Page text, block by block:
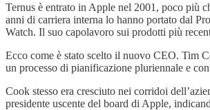
Ternus è entrato in Apple nel 2001, poco più
anni di carriera interna lo hanno portato dal
Watch. Il suo capolavoro sui prodotti più
Ecco come è stato scelto il nuovo CEO. Tim
un processo di pianificazione pluriennale e
Cook stesso era cresciuto nei corridoi
presidente uscente del board di Apple,